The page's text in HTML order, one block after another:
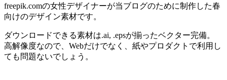
freepik.comの女性デザイナーが当ブログのために制作した春
向けのデザイン素材です。
ダウンロードできる素材は.ai, .epsが揃ったベクター完備。
高解像度なので、Webだけでなく、紙やプロダクトで利用し
ても問題ないでしょう。